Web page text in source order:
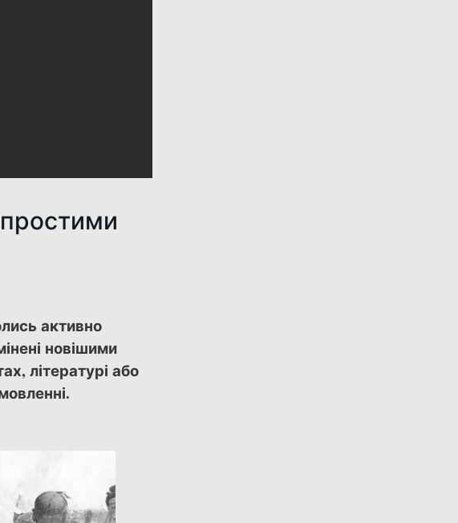
активно
новішими
літературі або